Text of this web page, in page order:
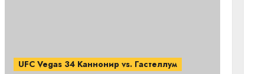
UFC Vegas 34 Каннонир vs. Гастеллум